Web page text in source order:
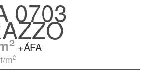
0703
2 +ÁFA
m2